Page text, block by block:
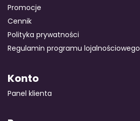
Promocje
Cennik
Polityka prywatności
Regulamin programu lojalnościowego
Konto
Panel klienta